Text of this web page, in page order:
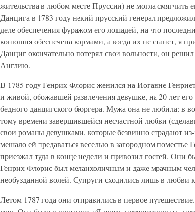
жительства в любом месте Пруссии) не могла смягчить
Данцига в 1783 году некий прусский генерал
деле обеспечения фуражом его лошадей, на что
конюшня обеспечена кормами, а когда их не станет, я
Данциг окончательно потерял свои вольности, он
Англию.
В 1785 году Генрих Флорис женился на Иоганне
и живой, обожавшей развлечения девушке, на 20 лет
бедного данцигского бюргера. Мужа она не любила: в
тому времени завершившейся несчастной любви
свои романы девушками, которые безвинно страдают
мешало ей предаваться веселью в загородном
приезжал туда в конце недели и привозил гостей. Они
Генрих Флорис был меланхоличным и даже мрачным
необузданной волей. Супруги сходились лишь в любви
Летом 1787 года они отправились в первое